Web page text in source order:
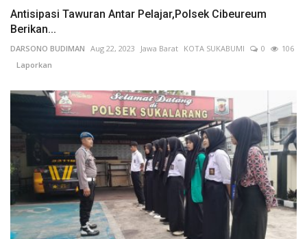
Antisipasi Tawuran Antar Pelajar,Polsek Cibeureum
Berikan...
DARSONO BUDIMAN Aug 22, 2023 Jawa Barat KOTA SUKABUMI 0
106
Laporkan